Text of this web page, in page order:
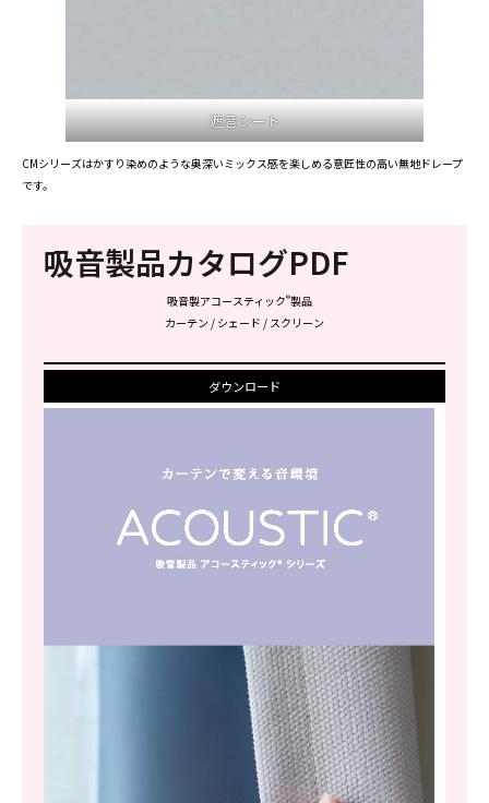
遮音シート
CMシリーズはかすり染めのような奥深いミックス感を楽しめる意匠性の高い無地ドレープ
です。
吸音製品カタログPDF
吸音製アコースティック®製品
カーテン / シェード / スクリーン
ダウンロード